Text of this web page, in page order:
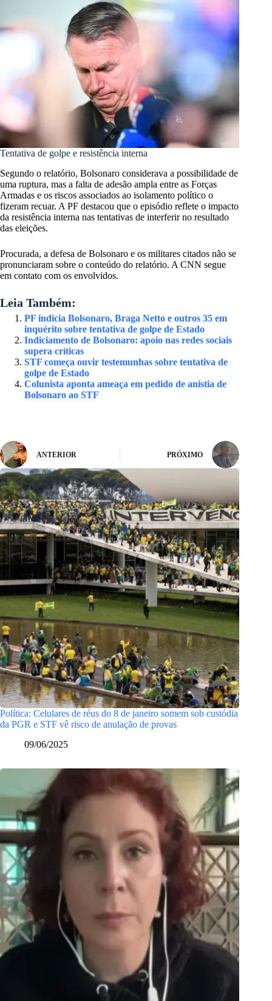
Tentativa de golpe e resistência interna
Segundo o relatório, Bolsonaro considerava a possibilidade de
uma ruptura, mas a falta de adesão ampla entre as Forças
Armadas e os riscos associados ao isolamento político o
fizeram recuar. A PF destacou que o episódio reflete o impacto
da resistência interna nas tentativas de interferir no resultado
das eleições.
Procurada, a defesa de Bolsonaro e os militares citados não se
pronunciaram sobre o conteúdo do relatório. A CNN segue
em contato com os envolvidos.
Leia Também:
PF indicia Bolsonaro, Braga Netto e outros 35 em
inquérito sobre tentativa de golpe de Estado
Indiciamento de Bolsonaro: apoio nas redes sociais
supera críticas
STF começa ouvir testemunhas sobre tentativa de
golpe de Estado
Colunista aponta ameaça em pedido de anistia de
Bolsonaro ao STF
ANTERIOR PRÓXIMO
Política: Celulares de réus do 8 de janeiro somem sob custódia
da PGR e STF vê risco de anulação de provas
09/06/2025